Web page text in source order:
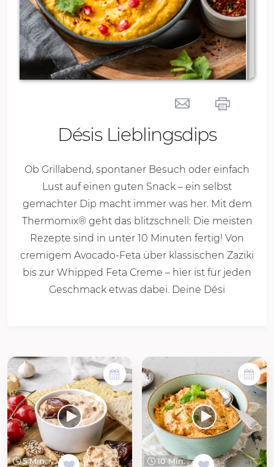
Désis Lieblingsdips
Ob Grillabend, spontaner Besuch oder einfach
Lust auf einen guten Snack – ein selbst
gemachter Dip macht immer was her. Mit dem
Thermomix® geht das blitzschnell: Die meisten
Rezepte sind in unter 10 Minuten fertig! Von
cremigem Avocado-Feta über klassischen Zaziki
bis zur Whipped Feta Creme – hier ist für jeden
Geschmack etwas dabei. Deine Dési
5 Min. 10 Min.